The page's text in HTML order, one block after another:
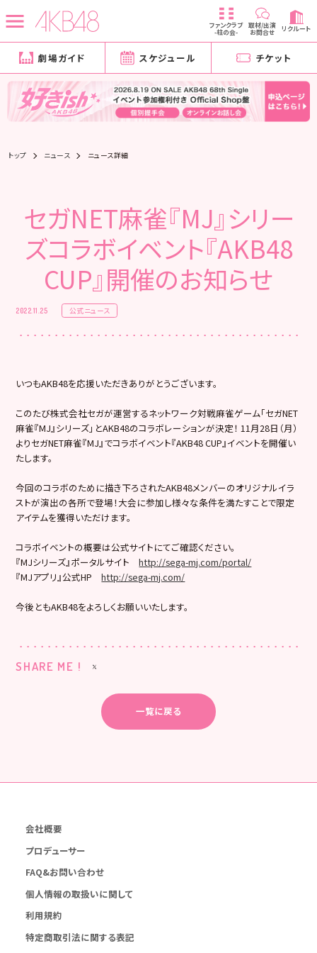
ファンクラブ
-柱の会-
取材/出演
お問合せ リクルート
劇場ガイド スケジュール チケット
トップ ニュース ニュース詳細
セガNET麻雀『MJ』シリー
ズコラボイベント『AKB48
CUP』開催のお知らせ
2022.11.25 公式ニュース
いつもAKB48を応援いただきありがとうございます。
このたび株式会社セガが運営するネットワーク対戦麻雀ゲーム「セガNET
麻雀『MJ』シリーズ」とAKB48のコラボレーションが決定！ 11月28日（月）
よりセガNET麻雀『MJ』でコラボイベント『AKB48 CUP』イベントを開催い
たします。
今回のコラボのために描き下ろされたAKB48メンバーのオリジナルイラ
ストが演出の各所で登場！大会に参加し様々な条件を満たすことで限定
アイテムを獲得いただけます。
コラボイベントの概要は公式サイトにてご確認ください。
『MJシリーズ』ポータルサイトhttp://sega-mj.com/portal/
『MJアプリ』公式HPhttp://sega-mj.com/
今後ともAKB48をよろしくお願いいたします。
SHARE ME !
一覧に戻る
会社概要
プロデューサー
FAQ&お問い合わせ
個人情報の取扱いに関して
利用規約
特定商取引法に関する表記